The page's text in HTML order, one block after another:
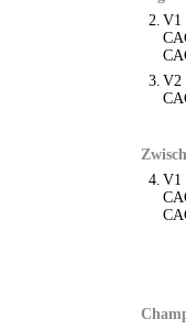
2. V1
3. V2
4. V1